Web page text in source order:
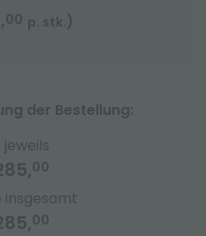
00 p. stk. )
der Bestellung:
jeweils
00
insgesamt
00